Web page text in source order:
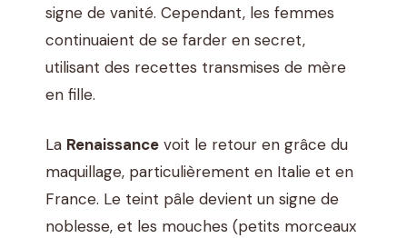
signe de vanité. Cependant, les femmes
continuaient de se farder en secret,
utilisant des recettes transmises de mère
en fille.
La Renaissance voit le retour en grâce du
maquillage, particulièrement en Italie et en
France. Le teint pâle devient un signe de
noblesse, et les mouches (petits morceaux